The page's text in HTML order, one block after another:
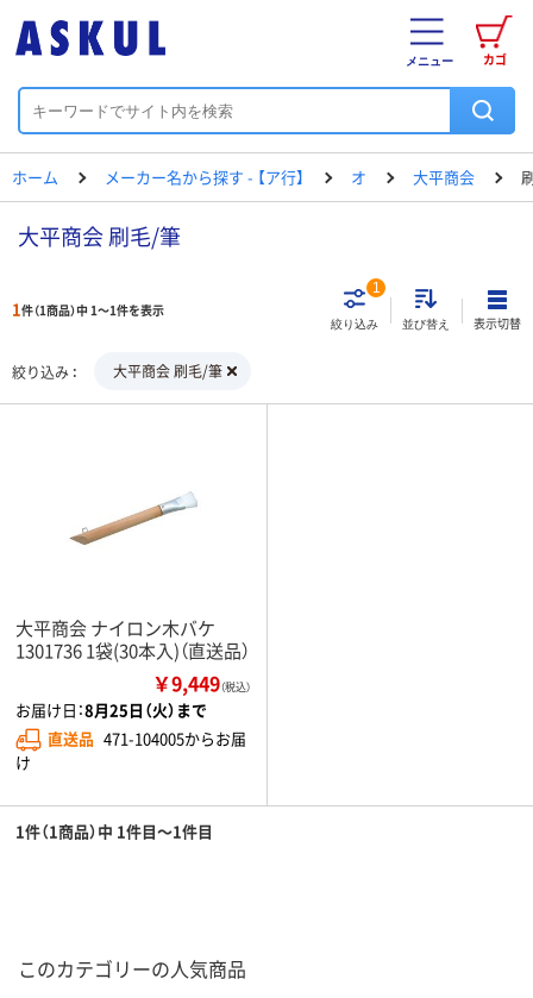
カゴ
メニュー
ホーム メーカー名から探す - 【ア行】 オ 大平商会
大平商会 刷毛/筆
1件（1商品）中 1～1件を表示
絞り込み
1
並び替え 表示切替
絞り込み 大平商会 刷毛/筆
大平商会 ナイロン木バケ
1301736 1袋(30本入)（直送品）
￥9,449（税込）
お届け日：8月25日（火）まで
直送品 471-104005からお届
け
1件（1商品）中 1件目～1件目
このカテゴリーの人気商品